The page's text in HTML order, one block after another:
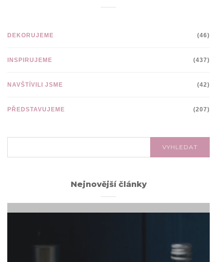
DEKORUJEME (46)
INSPIRUJEME (437)
NAVŠTÍVILI JSME (42)
PŘEDSTAVUJEME (207)
VYHLEDAT
Nejnovější články